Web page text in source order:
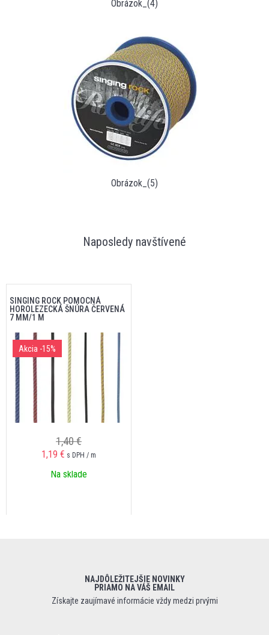
Obrázok_(4)
Obrázok_(5)
Naposledy navštívené
SINGING ROCK POMOCNÁ
HOROLEZECKÁ ŠNÚRA ČERVENÁ
7 MM/1 M
Akcia -15%
1,40 €
1,19 € s DPH / m
Na sklade
NAJDÔLEŽITEJŠIE NOVINKY
PRIAMO NA VÁŠ EMAIL
Získajte zaujímavé informácie vždy medzi prvými